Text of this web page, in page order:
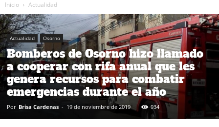
Inicio Actualidad
Actualidad Osorno
Bomberos de Osorno hizo llamado
a cooperar con rifa anual que les
genera recursos para combatir
emergencias durante el año
Por Brisa Cardenas - 19 de noviembre de 2019 934